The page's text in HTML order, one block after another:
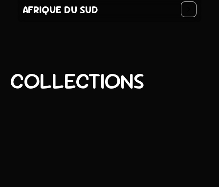
AFRIQUE DU SUD
COLLECTIONS